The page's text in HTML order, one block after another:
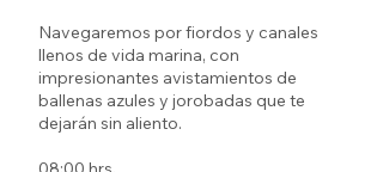
Navegaremos por fiordos y canales
llenos de vida marina, con
impresionantes avistamientos de
ballenas azules y jorobadas que te
dejarán sin aliento.